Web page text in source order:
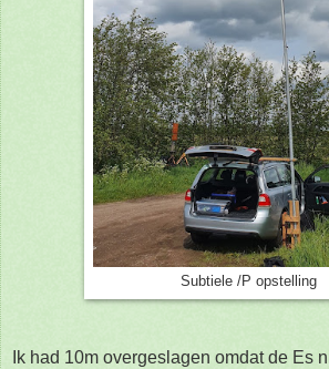
Subtiele /P opstelling
Ik had 10m overgeslagen omdat de Es